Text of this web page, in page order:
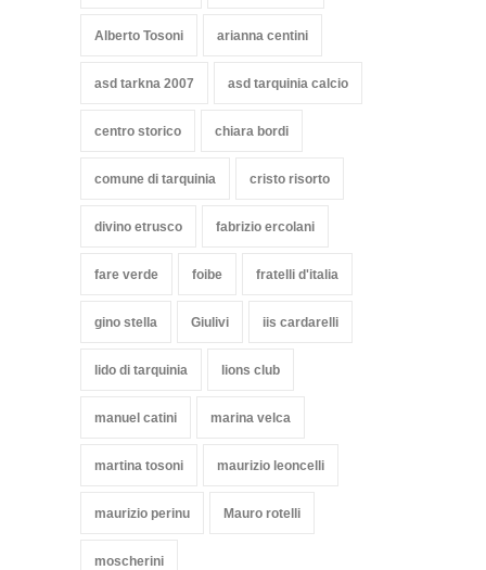
Alberto Tosoni arianna centini
asd tarkna 2007 asd tarquinia calcio
centro storico chiara bordi
comune di tarquinia cristo risorto
divino etrusco fabrizio ercolani
fare verde foibe fratelli d'italia
gino stella Giulivi iis cardarelli
lido di tarquinia lions club
manuel catini marina velca
martina tosoni maurizio leoncelli
maurizio perinu Mauro rotelli
moscherini